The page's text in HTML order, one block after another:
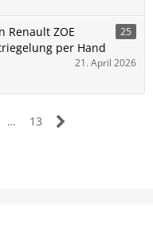
Renault ZOE
per Hand
25
21. April 2026
… 13